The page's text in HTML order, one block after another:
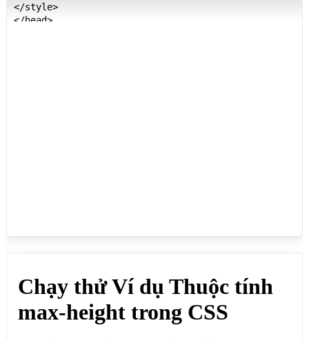
</style>
</head>
<div class="divclass">
<div class="divclass2" style="max-height:200px">
<h4>max-height:200px</h4>
<p>Thuộc tính max-height trong CSS dùng để giới hạn